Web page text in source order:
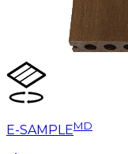
E-SAMPLEMD